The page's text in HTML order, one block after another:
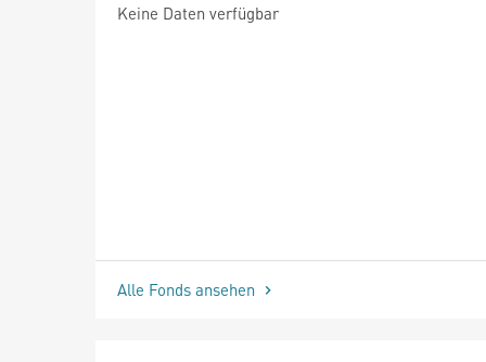
Keine Daten verfügbar
Alle Fonds ansehen